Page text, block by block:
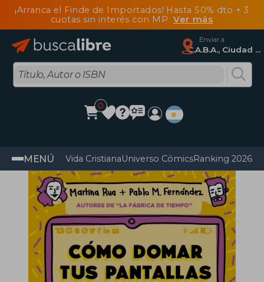
¡Arranca el Finde de Importados! Hasta 50% dto + 3
cuotas sin interés con MP Ver más
Enviar a
C.A.B.A., Ciudad Autónoma De Buenos Aires
0
MENÚ Vida CristianaUniverso CómicsRanking 2026